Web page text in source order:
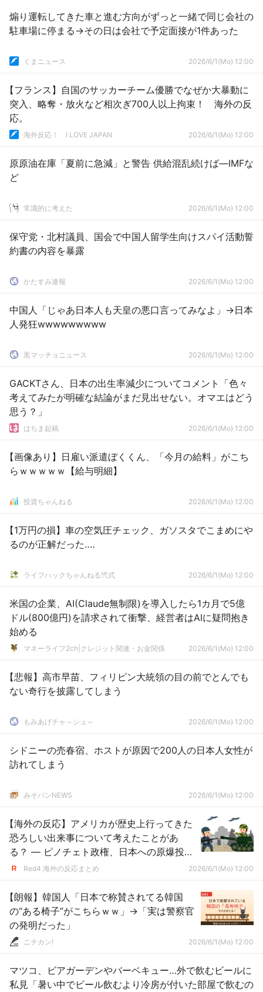
煽り運転してきた車と進む方向がずっと一緒で同じ会社の
駐車場に停まる→その日は会社で予定面接が1件あった
くまニュース 2026/6/1(Mo) 12:00
【フランス】自国のサッカーチーム優勝でなぜか大暴動に
突入、略奪・放火など相次ぎ700人以上拘束！ 海外の反
応。
海外反応！ I LOVE JAPAN 2026/6/1(Mo) 12:00
原原油在庫「夏前に急減」と警告 供給混乱続けば―IMFな
ど
常識的に考えた 2026/6/1(Mo) 12:00
保守党・北村議員、国会で中国人留学生向けスパイ活動誓
約書の内容を暴露
かたすみ速報 2026/6/1(Mo) 12:00
中国人「じゃあ日本人も天皇の悪口言ってみなよ」→日本
人発狂wwwwwwwww
黒マッチョニュース 2026/6/1(Mo) 12:00
GACKTさん、日本の出生率減少についてコメント「色々
考えてみたが明確な結論がまだ見出せない。オマエはどう
思う？」
はちま起稿 2026/6/1(Mo) 12:00
【画像あり】日雇い派遣ぼくくん、「今月の給料」がこち
らｗｗｗｗｗ【給与明細】
投資ちゃんねる 2026/6/1(Mo) 12:00
【1万円の損】車の空気圧チェック、ガソスタでこまめにや
るのが正解だった‥‥
ライフハックちゃんねる弐式 2026/6/1(Mo) 12:00
米国の企業、AI(Claude無制限)を導入したら1カ月で5億
ドル(800億円)を請求されて衝撃、経営者はAIに疑問抱き
始める
マネーライフ2ch|クレジット関連・お金関係 2026/6/1(Mo) 12:00
【悲報】高市早苗、フィリピン大統領の目の前でとんでも
ない奇行を披露してしまう
もみあげチャ～シュ～ 2026/6/1(Mo) 12:00
シドニーの売春宿、ホストが原因で200人の日本人女性が
訪れてしまう
みそパンNEWS 2026/6/1(Mo) 12:00
【海外の反応】アメリカが歴史上行ってきた
恐ろしい出来事について考えたことがあ
る？ ― ピノチェト政権、日本への原爆投
下、ベトナム戦争など → 「原爆をその他と
Red4 海外の反応まとめ 2026/6/1(Mo) 12:00
【朗報】韓国人「日本で称賛されてる韓国
の“ある椅子”がこちらｗｗ」→「実は警察官
の発明だった」
ニチカン! 2026/6/1(Mo) 12:00
マツコ、ビアガーデンやバーベキュー…外で飲むビールに
私見「暑い中でビール飲むより冷房が付いた部屋で飲むの